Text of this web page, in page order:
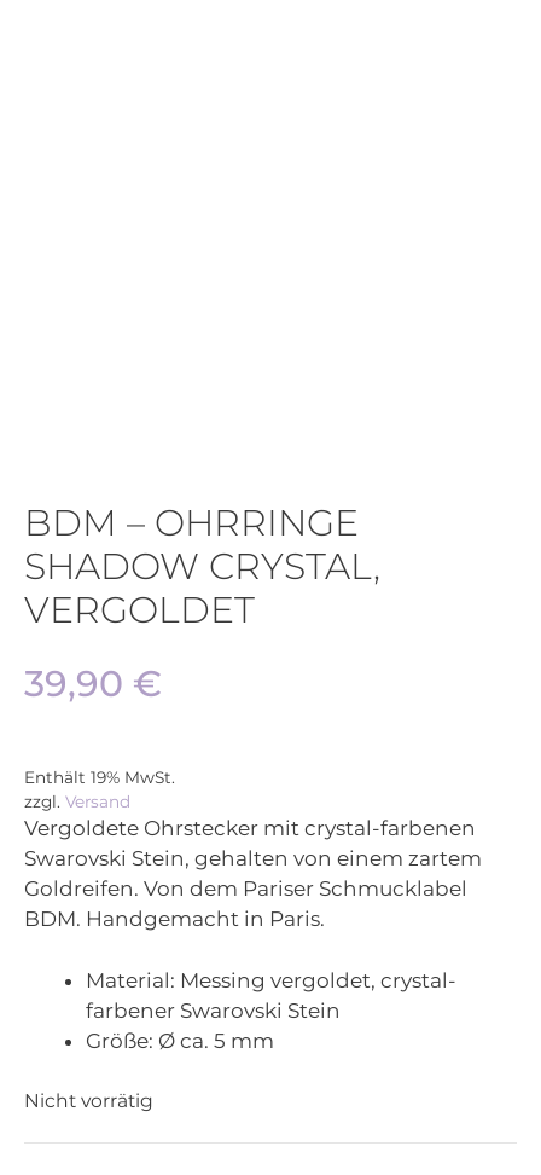
BDM – OHRRINGE
SHADOW CRYSTAL,
VERGOLDET
39,90 €
Enthält 19% MwSt.
zzgl. Versand
Vergoldete Ohrstecker mit crystal-farbenen
Swarovski Stein, gehalten von einem zartem
Goldreifen. Von dem Pariser Schmucklabel
BDM. Handgemacht in Paris.
Material: Messing vergoldet, crystal-
farbener Swarovski Stein
Größe: Ø ca. 5 mm
Nicht vorrätig